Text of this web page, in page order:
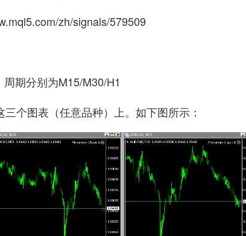
zh/signals/579509
期分别为M15/M30/H1
个图表（任意品种）上。如下图所示：